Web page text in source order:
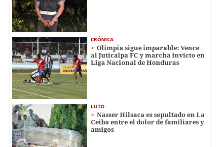
CRÓNICA
Olimpia sigue imparable: Vence
al Juticalpa FC y marcha invicto en
Liga Nacional de Honduras
LUTO
Nasser Hilsaca es sepultado en La
Ceiba entre el dolor de familiares y
amigos